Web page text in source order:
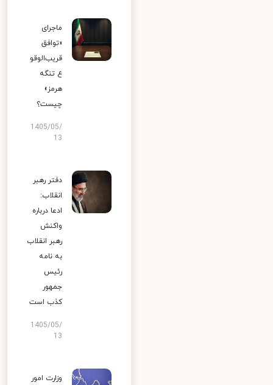
ماجرای
«توافق
قریب‌الوقو
ع تنگه
هرمز»
چیست؟
1405/05/
13
دفتر رهبر
انقلاب:
ادعا درباره
واکنش
رهبر انقلاب
به نامه
رئیس
جمهور
کذب است
1405/05/
13
وزارت امور